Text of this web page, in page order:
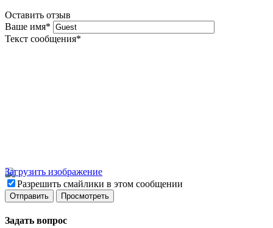
Оставить отзыв
Ваше имя*
Текст сообщения*
Загрузить изображение
Разрешить смайлики в этом сообщении
Задать вопрос